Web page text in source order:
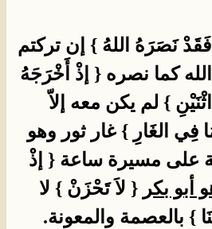
فَقَدْ نَصَرَهُ اللهُ } إن تركتم
كما نصره { إذْ أَخْرَجَهُ
} لم يكن معه إلاّ
فِي الغَارِ } غار ثور وهو
على مسيرة ساعة { إذْ
أبو بكر { لاَ تَحْزَنْ } لا
} بالعصمة والمعونة.